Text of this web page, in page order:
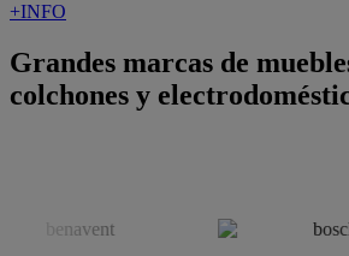
+INFO
Grandes marcas de
colchones y